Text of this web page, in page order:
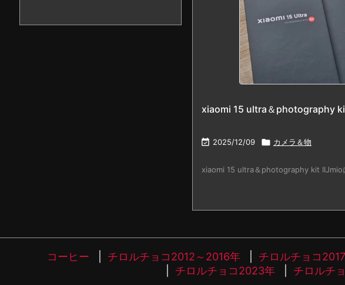
xiaomi 15 ultra＆photography
 2025/12/09  カメラ＆物
xiaomi 15 ultra＆photography kit IIJmio
コーヒー チロルチョコ2012～2016年 チロルチョコ
チロルチョコ2023年
チロルチ